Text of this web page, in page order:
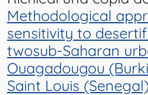
Methodological
sensitivity to
twosub-Saharan
Ouagadougou
Saint Louis (Senegal)